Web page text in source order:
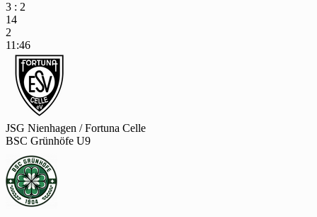
3 : 2
14
2
11:46
JSG Nienhagen / Fortuna Celle
BSC Grünhöfe U9